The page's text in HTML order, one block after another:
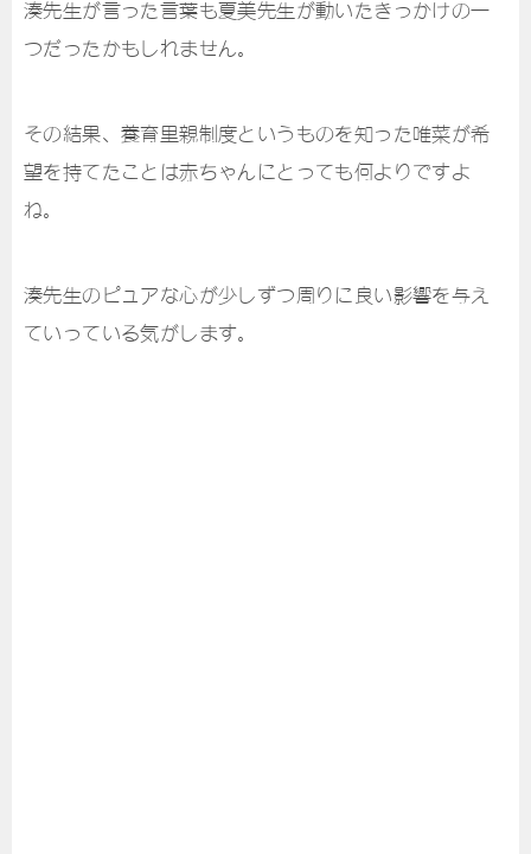
湊先生が言った言葉も夏美先生が動いたきっかけの一
つだったかもしれません。
その結果、養育里親制度というものを知った唯菜が希
望を持てたことは赤ちゃんにとっても何よりですよ
ね。
湊先生のピュアな心が少しずつ周りに良い影響を与え
ていっている気がします。